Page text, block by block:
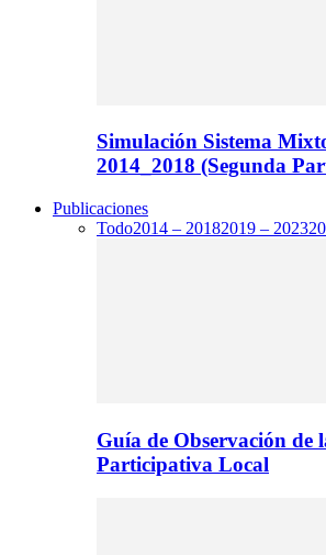
Simulación Sistema
2014_2018 (Segunda
Publicaciones
Todo2014 – 20182019 – 2023
Guía de Observación de
Participativa Local